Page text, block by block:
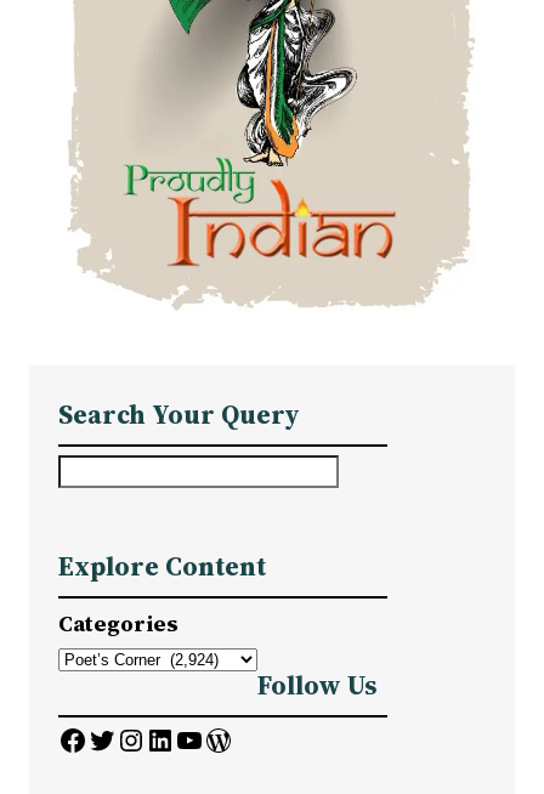
Search Your Query
r
c
h
Explore Content
Categories
Follow Us
Facebook Twitter InstagramLinkedIn YouTube WordPress